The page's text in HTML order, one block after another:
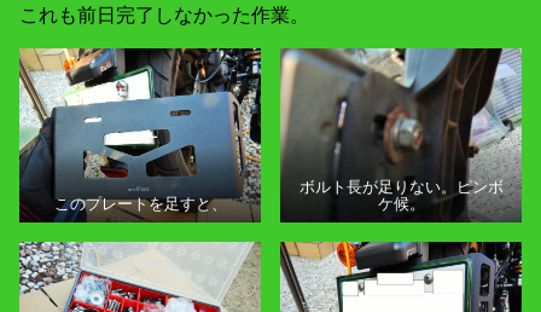
これも前日完了しなかった作業。
このプレートを足すと、
ボルト長が足りない。ピンボ
ケ候。